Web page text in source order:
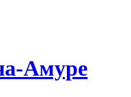
Амуре